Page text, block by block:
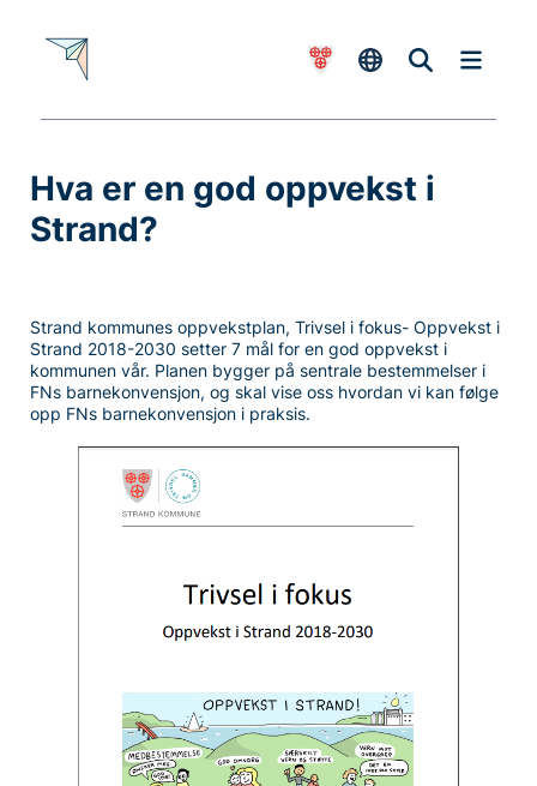
Hva er en god oppvekst i
Strand?
Strand kommunes oppvekstplan, Trivsel i fokus- Oppvekst i
Strand 2018-2030 setter 7 mål for en god oppvekst i
kommunen vår. Planen bygger på sentrale bestemmelser i
FNs barnekonvensjon, og skal vise oss hvordan vi kan følge
opp FNs barnekonvensjon i praksis.